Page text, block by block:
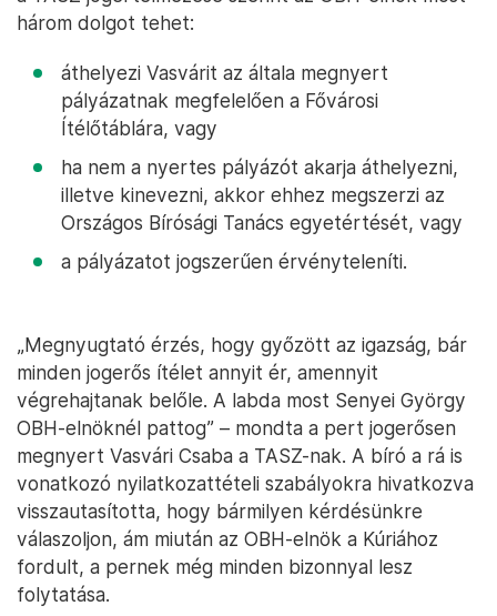
három dolgot tehet:
áthelyezi Vasvárit az általa megnyert
pályázatnak megfelelően a Fővárosi
Ítélőtáblára, vagy
ha nem a nyertes pályázót akarja áthelyezni,
illetve kinevezni, akkor ehhez megszerzi az
Országos Bírósági Tanács egyetértését, vagy
a pályázatot jogszerűen érvényteleníti.
„Megnyugtató érzés, hogy győzött az igazság, bár
minden jogerős ítélet annyit ér, amennyit
végrehajtanak belőle. A labda most Senyei György
OBH-elnöknél pattog” – mondta a pert jogerősen
megnyert Vasvári Csaba a TASZ-nak. A bíró a rá is
vonatkozó nyilatkozattételi szabályokra hivatkozva
visszautasította, hogy bármilyen kérdésünkre
válaszoljon, ám miután az OBH-elnök a Kúriához
fordult, a pernek még minden bizonnyal lesz
folytatása.